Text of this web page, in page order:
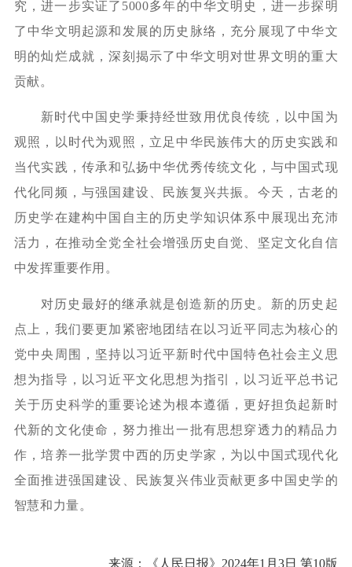
究，进一步实证了5000多年的中华文明史，进一步探明
了中华文明起源和发展的历史脉络，充分展现了中华文
明的灿烂成就，深刻揭示了中华文明对世界文明的重大
贡献。
新时代中国史学秉持经世致用优良传统，以中国为
观照，以时代为观照，立足中华民族伟大的历史实践和
当代实践，传承和弘扬中华优秀传统文化，与中国式现
代化同频，与强国建设、民族复兴共振。今天，古老的
历史学在建构中国自主的历史学知识体系中展现出充沛
活力，在推动全党全社会增强历史自觉、坚定文化自信
中发挥重要作用。
对历史最好的继承就是创造新的历史。新的历史起
点上，我们要更加紧密地团结在以习近平同志为核心的
党中央周围，坚持以习近平新时代中国特色社会主义思
想为指导，以习近平文化思想为指引，以习近平总书记
关于历史科学的重要论述为根本遵循，更好担负起新时
代新的文化使命，努力推出一批有思想穿透力的精品力
作，培养一批学贯中西的历史学家，为以中国式现代化
全面推进强国建设、民族复兴伟业贡献更多中国史学的
智慧和力量。
来源：《人民日报》 2024年1月3日 第10版